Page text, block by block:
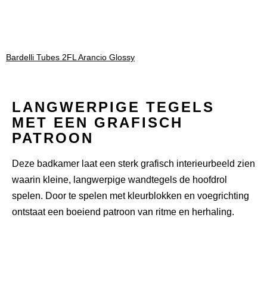
Bardelli Tubes 2FL Arancio Glossy
LANGWERPIGE TEGELS
MET EEN GRAFISCH
PATROON
Deze badkamer laat een sterk grafisch interieurbeeld zien
waarin kleine, langwerpige wandtegels de hoofdrol
spelen. Door te spelen met kleurblokken en voegrichting
ontstaat een boeiend patroon van ritme en herhaling.